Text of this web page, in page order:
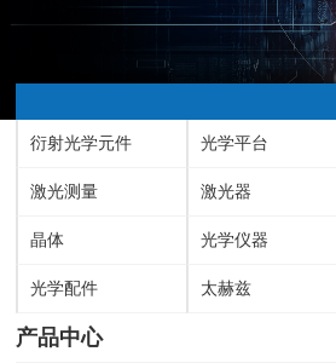
衍射光学元件 光学平台
激光测量 激光器
晶体 光学仪器
光学配件 太赫兹
产品中心